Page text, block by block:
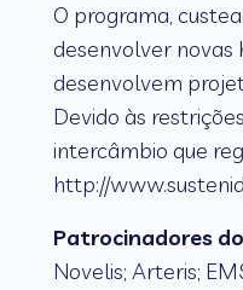
O programa,
desenvolver novas
desenvolvem
Devido às
intercâmbio que
http://
Patrocinadores
Novelis; Arteris;